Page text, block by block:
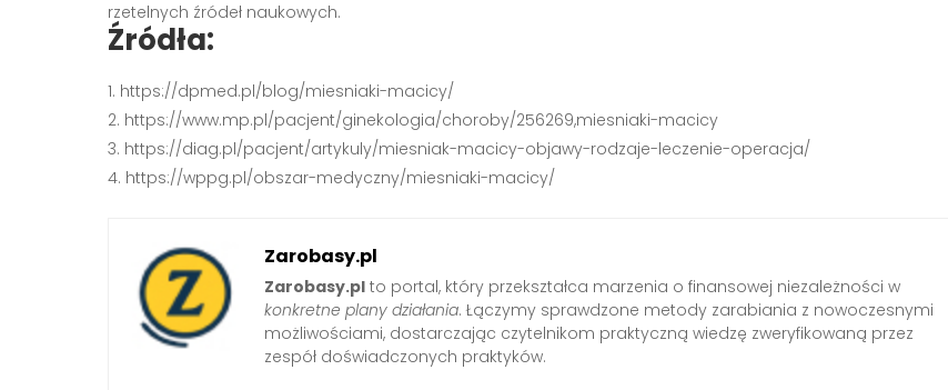
rzetelnych źródeł naukowych.
Źródła:
https://dpmed.pl/blog/miesniaki-macicy/
https://www.mp.pl/pacjent/ginekologia/choroby/256269,miesniaki-macicy
https://diag.pl/pacjent/artykuly/miesniak-macicy-objawy-rodzaje-leczenie-operacja/
https://wppg.pl/obszar-medyczny/miesniaki-macicy/
Zarobasy.pl
Zarobasy.pl to portal, który przekształca marzenia o finansowej niezależności w
konkretne plany działania. Łączymy sprawdzone metody zarabiania z nowoczesnymi
możliwościami, dostarczając czytelnikom praktyczną wiedzę zweryfikowaną przez
zespół doświadczonych praktyków.